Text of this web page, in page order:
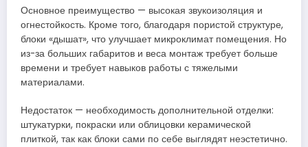
Основное преимущество — высокая звукоизоляция и
огнестойкость. Кроме того, благодаря пористой структуре,
блоки «дышат», что улучшает микроклимат помещения. Но
из-за больших габаритов и веса монтаж требует больше
времени и требует навыков работы с тяжелыми
материалами.
Недостаток — необходимость дополнительной отделки:
штукатурки, покраски или облицовки керамической
плиткой, так как блоки сами по себе выглядят неэстетично.